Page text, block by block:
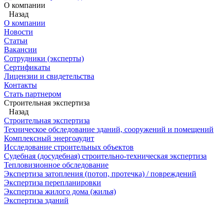
О компании
Назад
О компании
Новости
Статьи
Вакансии
Сотрудники (эксперты)
Сертификаты
Лицензии и свидетельства
Контакты
Стать партнером
Строительная экспертиза
Назад
Строительная экспертиза
Техническое обследование зданий, сооружений и помещений
Комплексный энергоаудит
Исследование строительных объектов
Судебная (досудебная) строительно-техническая экспертиза
Тепловизионное обследование
Экспертиза затопления (потоп, протечка) / повреждений
Экспертиза перепланировки
Экспертиза жилого дома (жилья)
Экспертиза зданий